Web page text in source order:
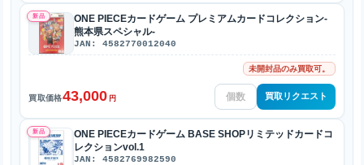
新品
ONE PIECEカードゲーム プレミアムカードコレクション-
熊本県スペシャル-
JAN: 4582770012040
未開封品のみ買取可。
買取価格43,000 円 買取リクエスト
新品
ONE PIECEカードゲーム BASE SHOPリミテッドカードコ
レクションvol.1
JAN: 4582769982590